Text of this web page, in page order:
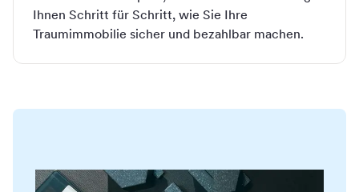
Ihnen Schritt für Schritt, wie Sie Ihre
Traumimmobilie sicher und bezahlbar machen.